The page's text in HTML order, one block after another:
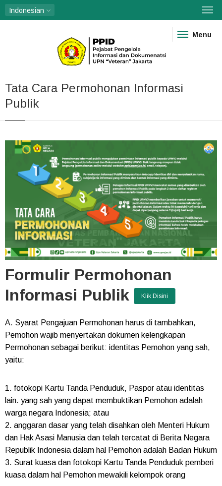
Indonesian
Menu
Tata Cara Permohonan Informasi
Publik
Formulir Permohonan
Informasi Publik
Klik Disini
A. Syarat Pengajuan Permohonan harus di tambahkan,
Pemohon wajib menyertakan dokumen kelengkapan
Permohonan sebagai berikut: identitas Pemohon yang sah,
yaitu:
1. fotokopi Kartu Tanda Penduduk, Paspor atau identitas
lain. yang sah yang dapat membuktikan Pemohon adalah
warga negara Indonesia; atau
2. anggaran dasar yang telah disahkan oleh Menteri Hukum
dan Hak Asasi Manusia dan telah tercatat di Berita Negara
Republik Indonesia dalam hal Pemohon adalah Badan Hukum
3. Surat kuasa dan fotokopi Kartu Tanda Penduduk pemberi
kuasa dalam hal Pemohon mewakili kelompok orang